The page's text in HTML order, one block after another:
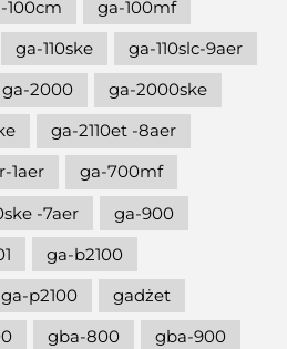
100cm
ga-100mf
ga-110ske
ga-110slc-9aer
ga-2000
ga-2000ske
ga-2110et -8aer
1aer
ga-700mf
-7aer
ga-900
ga-b2100
ga-p2100
gadżet
gba-800
gba-900